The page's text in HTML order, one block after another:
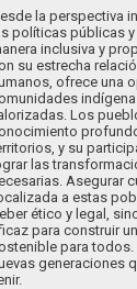
la perspectiva
políticas públicas
inclusiva y
su estrecha
ofrece una
Los
y su
las
Asegurar
a estas
ético y legal,
para construir
para todos.
generaciones